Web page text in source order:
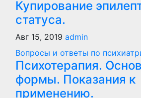
Купирование
статуса.
Авг 15, 2019 admin
Вопросы и ответы по
Психотерапия.
формы. Показания к
применению.